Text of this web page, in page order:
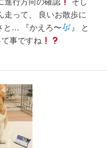
進行方向の確認
そし
走って、 良いお散歩に
と… 『かえろ〜
』 と
事ですね